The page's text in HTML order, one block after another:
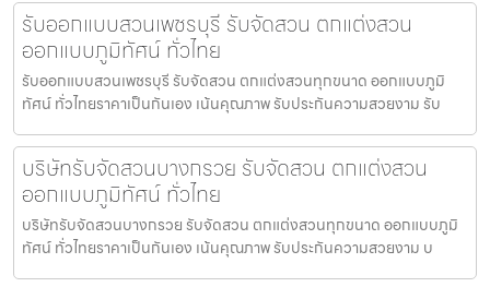
รับออกแบบสวนเพชรบุรี รับจัดสวน ตกแต่งสวน
ออกแบบภูมิทัศน์ ทั่วไทย
รับออกแบบสวนเพชรบุรี รับจัดสวน ตกแต่งสวนทุกขนาด ออกแบบภูมิ
ทัศน์ ทั่วไทยราคาเป็นกันเอง เน้นคุณภาพ รับประกันความสวยงาม รับ
บริษัทรับจัดสวนบางกรวย รับจัดสวน ตกแต่งสวน
ออกแบบภูมิทัศน์ ทั่วไทย
บริษัทรับจัดสวนบางกรวย รับจัดสวน ตกแต่งสวนทุกขนาด ออกแบบภูมิ
ทัศน์ ทั่วไทยราคาเป็นกันเอง เน้นคุณภาพ รับประกันความสวยงาม บ